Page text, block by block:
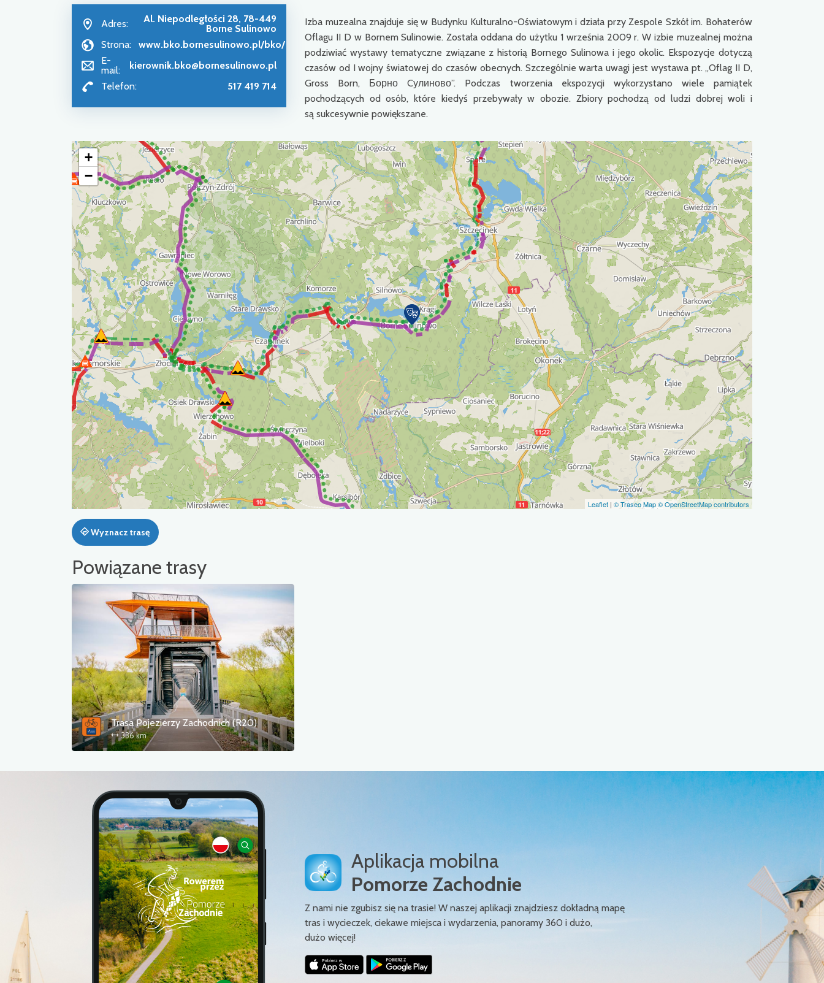
Adres:
Al. Niepodległości 28, 78-449
Borne Sulinowo
Strona:
www.bko.bornesulinowo.pl/bko/
E-
mail:
kierownik.bko@bornesulinowo.pl
Telefon:
517 419 714
Izba muzealna znajduje się w Budynku Kulturalno-Oświatowym i działa przy Zespole Szkół im. Bohaterów
Oflagu II D w Bornem Sulinowie. Została oddana do użytku 1 września 2009 r. W izbie muzealnej można
podziwiać wystawy tematyczne związane z historią Bornego Sulinowa i jego okolic. Ekspozycje dotyczą
czasów od I wojny światowej do czasów obecnych. Szczególnie warta uwagi jest wystawa pt. „Oflag II D,
Gross Born, Борно Cулиново”. Podczas tworzenia ekspozycji wykorzystano wiele pamiątek
pochodzących od osób, które kiedyś przebywały w obozie. Zbiory pochodzą od ludzi dobrej woli i
są sukcesywnie powiększane.
+
−
Leaflet | © Traseo Map© OpenStreetMap contributors
Wyznacz trasę
Powiązane trasy
Trasa Pojezierzy Zachodnich (R20)
336 km
Aplikacja mobilna
Pomorze Zachodnie
Z nami nie zgubisz się na trasie! W naszej aplikacji znajdziesz dokładną mapę
tras i wycieczek, ciekawe miejsca i wydarzenia, panoramy 360 i dużo,
dużo więcej!